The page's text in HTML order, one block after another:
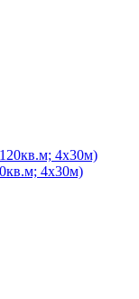
4х30м)